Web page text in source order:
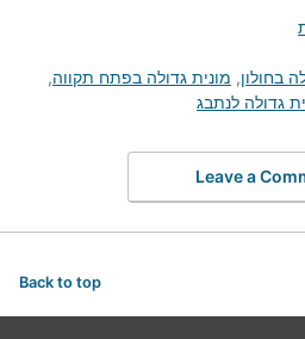
בחולון, מונית גדולה בפתח תקווה,
גדולה לנתבג
Leave a
Back to top